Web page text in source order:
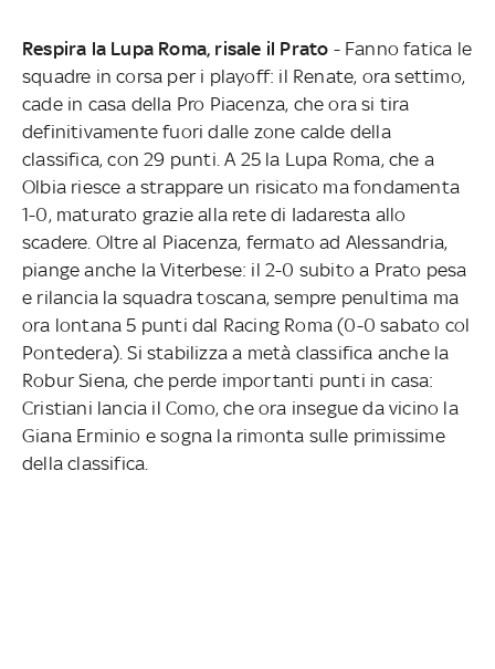
Respira la Lupa Roma, risale il Prato - Fanno fatica le
squadre in corsa per i playoff: il Renate, ora settimo,
cade in casa della Pro Piacenza, che ora si tira
definitivamente fuori dalle zone calde della
classifica, con 29 punti. A 25 la Lupa Roma, che a
Olbia riesce a strappare un risicato ma fondamenta
1-0, maturato grazie alla rete di Iadaresta allo
scadere. Oltre al Piacenza, fermato ad Alessandria,
piange anche la Viterbese: il 2-0 subito a Prato pesa
e rilancia la squadra toscana, sempre penultima ma
ora lontana 5 punti dal Racing Roma (0-0 sabato col
Pontedera). Si stabilizza a metà classifica anche la
Robur Siena, che perde importanti punti in casa:
Cristiani lancia il Como, che ora insegue da vicino la
Giana Erminio e sogna la rimonta sulle primissime
della classifica.